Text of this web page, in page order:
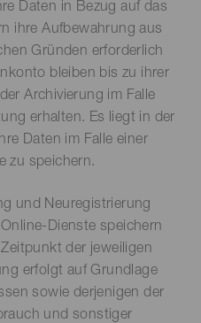
Daten in Bezug auf das
ihre Aufbewahrung aus
Gründen erforderlich
bleiben bis zu ihrer
Archivierung im Falle
erhalten. Es liegt in der
Daten im Falle einer
zu speichern.
und Neuregistrierung
Dienste speichern
der jeweiligen
erfolgt auf Grundlage
sowie derjenigen der
und sonstiger